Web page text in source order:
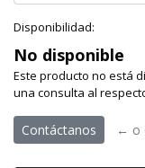
Disponibilidad:
No disponible
Este producto no está
una consulta al
Contáctanos ← o